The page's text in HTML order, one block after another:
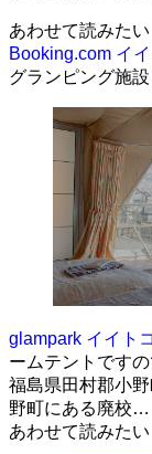
あわせて読みたい
Booking.com イ
グランピング施
glampark イイトコ
ームテントです
福島県田村郡小
野町にある廃校…
あわせて読みたい